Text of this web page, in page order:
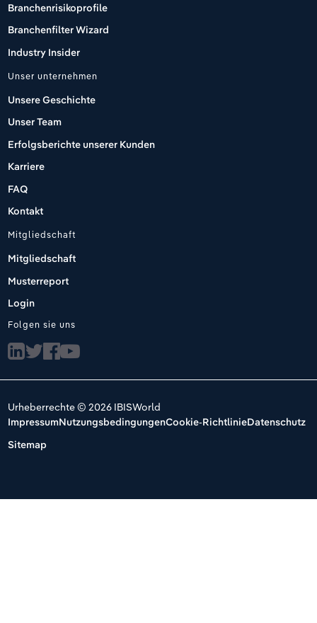
Branchenrisikoprofile
Branchenfilter Wizard
Industry Insider
Unser unternehmen
Unsere Geschichte
Unser Team
Erfolgsberichte unserer Kunden
Karriere
FAQ
Kontakt
Mitgliedschaft
Mitgliedschaft
Musterreport
Login
Folgen sie uns
Urheberrechte © 2026 IBISWorld
ImpressumNutzungsbedingungenCookie-RichtlinieDatenschutz
Sitemap